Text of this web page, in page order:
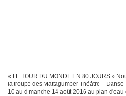
« LE TOUR DU MONDE EN 80 JOURS »
la troupe des Mattagumber Théâtre –
10 au dimanche 14 août 2016 au plan d'eau